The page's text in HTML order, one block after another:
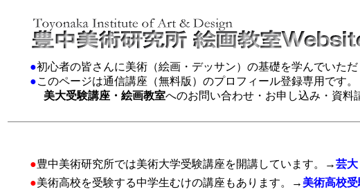
●初心者の皆さんに美術（絵画・デッサン）の基礎を学んでいた
●このページは通信講座（無料版）のプロフィール登録専用です。
美大受験講座・絵画教室へのお問い合わせ・お申し込み・資
●豊中美術研究所では美術大学受験講座を開講しています。→芸
●美術高校を受験する中学生むけの講座もあります。→ 美術高校